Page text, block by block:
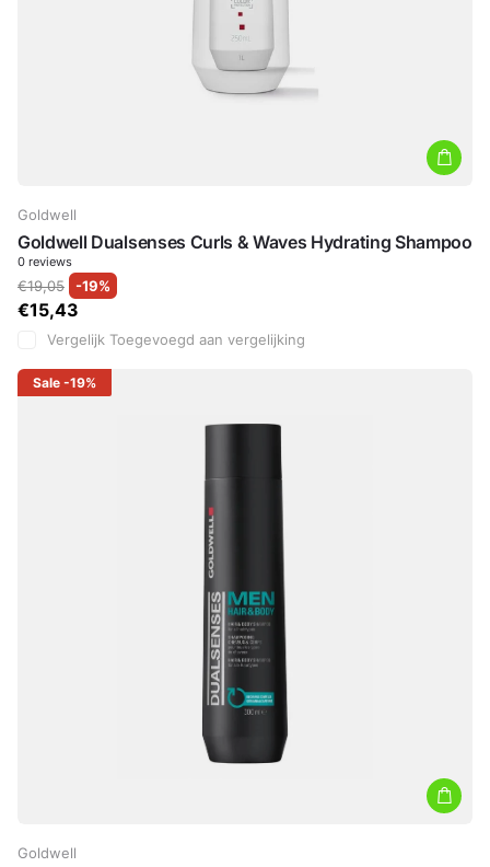
Goldwell
Goldwell Dualsenses Curls & Waves Hydrating Shampoo
0 reviews
€19,05 -19%
€15,43
Vergelijk Toegevoegd aan vergelijking
Sale -19%
Goldwell